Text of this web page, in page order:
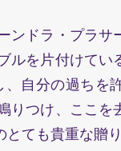
ドラ・プラサ
ルを片付けてい
自分の過ちを
りつけ、ここを
ても貴重な贈